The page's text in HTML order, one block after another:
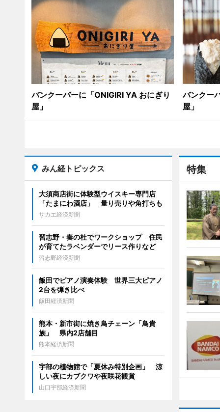
バンクーバーに「ONIGIRI YA おにぎり
屋」
バンクー
屋」
特集
みん経トピックス
大須商店街に体験型ウイスキー専門店
「たまにわ酒店」 量り売りや角打ちも
サカエ経済新聞
習志野・奏の杜でワークショップ 住民
が育てたラベンダーでリース作りなど
習志野経済新聞
飯田でピアノ演奏体験 世界三大ピアノ
2台を弾き比べ
飯田経済新聞
熊本・新市街に焼き鳥チェーン「鳥貴
族」 県内2店舗目
熊本経済新聞
宇部の植物館で「夏休み特別企画」 涼
しい夜にカブクワや夜咲花観賞
山口宇部経済新聞